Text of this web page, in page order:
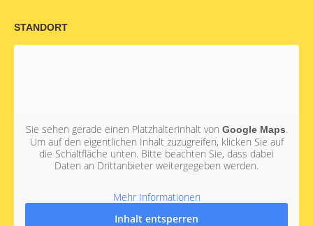
STANDORT
Sie sehen gerade einen Platzhalterinhalt von Google Maps.
Um auf den eigentlichen Inhalt zuzugreifen, klicken Sie auf
die Schaltfläche unten. Bitte beachten Sie, dass dabei
Daten an Drittanbieter weitergegeben werden.
Mehr Informationen
Inhalt entsperren